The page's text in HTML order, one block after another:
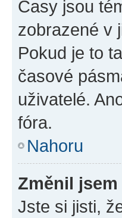
Časy jsou
zobrazené v
Pokud je to
časové
uživatelé.
fóra.
Nahoru
Změnil
Jste si jisti,